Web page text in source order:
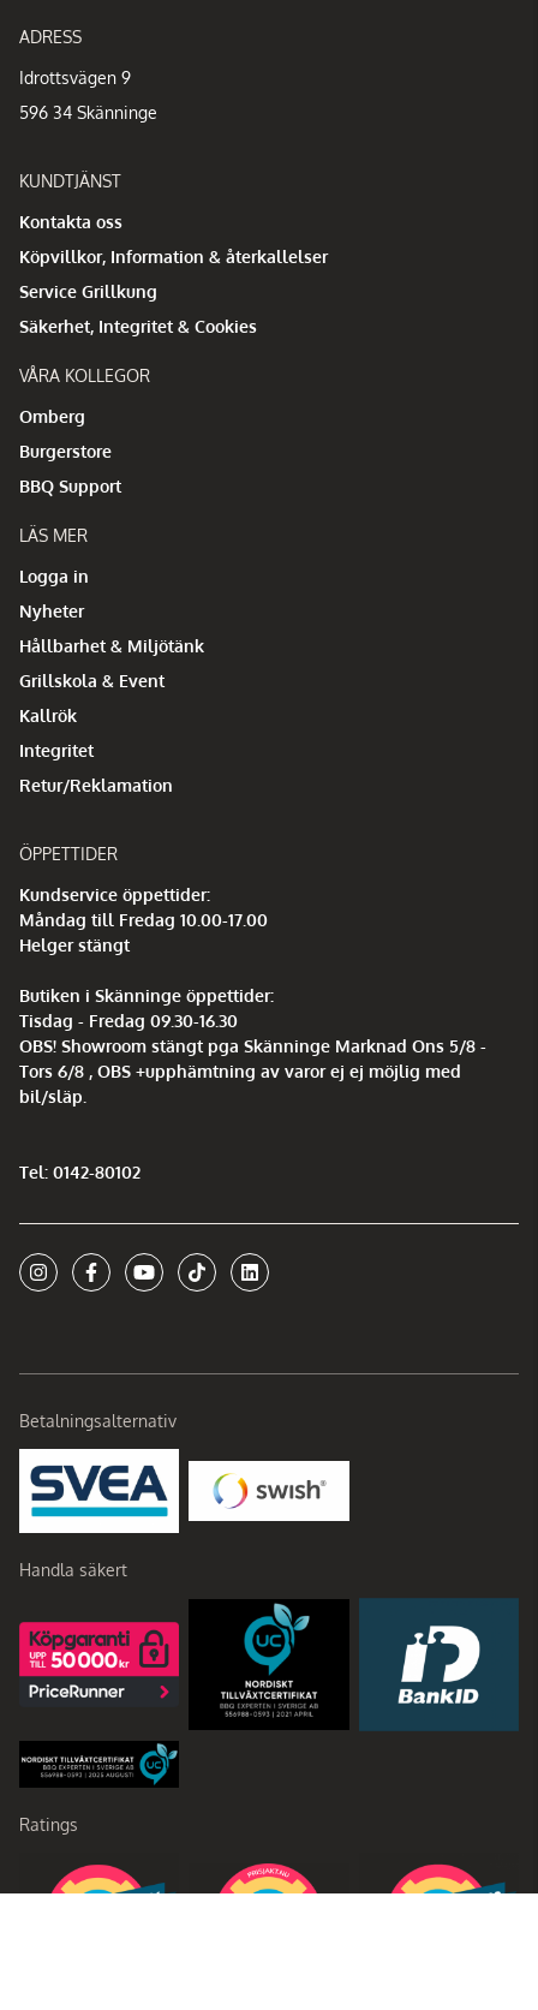
ADRESS
Idrottsvägen 9
596 34 Skänninge
KUNDTJÄNST
Kontakta oss
Köpvillkor, Information & återkallelser
Service Grillkung
Säkerhet, Integritet & Cookies
VÅRA KOLLEGOR
Omberg
Burgerstore
BBQ Support
LÄS MER
Logga in
Nyheter
Hållbarhet & Miljötänk
Grillskola & Event
Kallrök
Integritet
Retur/Reklamation
ÖPPETTIDER
Kundservice öppettider:
Måndag till Fredag 10.00-17.00
Helger stängt
Butiken i Skänninge öppettider:
Tisdag - Fredag 09.30-16.30
OBS! Showroom stängt pga Skänninge Marknad Ons 5/8 -
Tors 6/8 , OBS +upphämtning av varor ej ej möjlig med
bil/släp.
Tel: 0142-80102
Betalningsalternativ
Handla säkert
Ratings